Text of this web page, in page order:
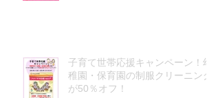
子育て世帯応援キャンペーン！幼
稚園・保育園の制服クリーニング
が50％オフ！